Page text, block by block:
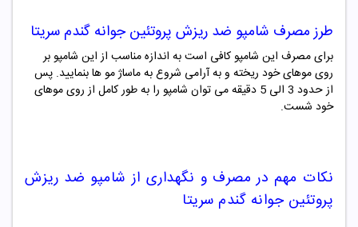
طرز مصرف شامپو ضد ریزش پروتئین جوانه گندم سریتا
برای مصرف این شامپو کافی است به اندازه مناسب از این شامپو بر
روی موهای خود ریخته و به آرامی شروع به ماساژ مو ها بنمایید. پس
از حدود 3 الی 5 دقیقه می توان شامپو را به طور کامل از روی موهای
خود شست.
نکات مهم در مصرف و نگهداری از شامپو ضد ریزش
پروتئین جوانه گندم سریتا